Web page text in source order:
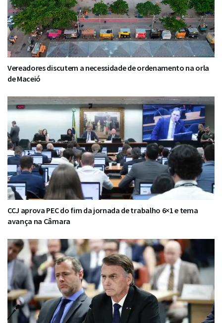
Vereadores discutem a necessidade de ordenamento na orla
de Maceió
CCJ aprova PEC do fim da jornada de trabalho 6×1 e tema
avança na Câmara